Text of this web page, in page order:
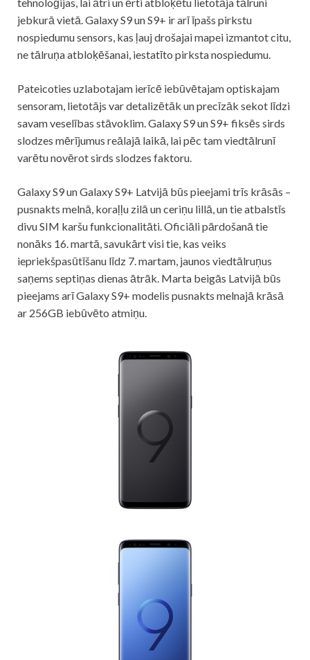
jebkurā vietā. Galaxy S9 un S9+ ir arī īpašs pirkstu
nospiedumu sensors, kas ļauj drošajai mapei izmantot citu,
ne tālruņa atbloķēšanai, iestatīto pirksta nospiedumu.
Pateicoties uzlabotajam ierīcē iebūvētajam optiskajam
sensoram, lietotājs var detalizētāk un precīzāk sekot līdzi
savam veselības stāvoklim. Galaxy S9 un S9+ fiksēs sirds
slodzes mērījumus reālajā laikā, lai pēc tam viedtālrunī
varētu novērot sirds slodzes faktoru.
Galaxy S9 un Galaxy S9+ Latvijā būs pieejami trīs krāsās –
pusnakts melnā, koraļļu zilā un ceriņu lillā, un tie atbalstīs
divu SIM karšu funkcionalitāti. Oficiāli pārdošanā tie
nonāks 16. martā, savukārt visi tie, kas veiks
iepriekšpasūtīšanu līdz 7. martam, jaunos viedtālruņus
saņems septiņas dienas ātrāk. Marta beigās Latvijā būs
pieejams arī Galaxy S9+ modelis pusnakts melnajā krāsā
ar 256GB iebūvēto atmiņu.